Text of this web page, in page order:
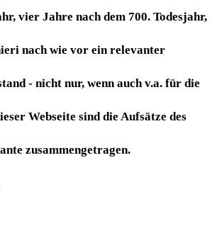
vier Jahre nach dem 700. Todesjahr,
nach wie vor ein relevanter
- nicht nur, wenn auch v.a. für die
Webseite sind die Aufsätze des
zusammengetragen.